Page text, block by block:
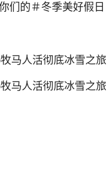
们的＃冬季美好假日